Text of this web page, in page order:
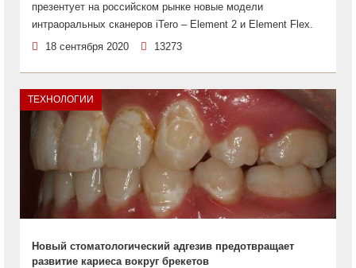
презентует на российском рынке новые модели
интраоральных сканеров iTero – Element 2 и Element Flex.
18 сентября 2020
13273
ТЕХНОЛОГИИ
Новый стоматологический адгезив предотвращает
развитие кариеса вокруг брекетов